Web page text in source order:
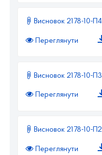
Висновок 2178-10-П4
Переглянути
Висновок 2178-10-П3
Переглянути
Висновок 2178-10-П2
Переглянути